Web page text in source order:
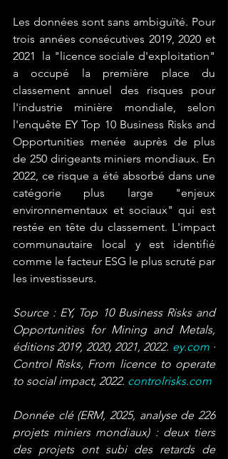
Les données sont sans ambiguïté. Pour
trois années consécutives 2019, 2020 et
2021  la "licence sociale d'exploitation"
a occupé la première place du
classement annuel des risques pour
l'industrie minière mondiale, selon
l'enquête EY Top 10 Business Risks and
Opportunities menée auprès de plus
de 250 dirigeants miniers mondiaux. En
2022, ce risque a été absorbé dans une
catégorie plus large "enjeux
environnementaux et sociaux" qui est
restée en tête du classement. L'impact
communautaire local y est identifié
comme le facteur ESG le plus scruté par
les investisseurs.
Source : EY, Top 10 Business Risks and
Opportunities for Mining and Metals,
éditions 2019, 2020, 2021, 2022. ey.com ·
Control Risks, From licence to operate
to social impact, 2022. controlrisks.com
Donnée clé (ERM, 2025, analyse de 226
projets miniers mondiaux) : deux tiers
des projets ont subi des retards de